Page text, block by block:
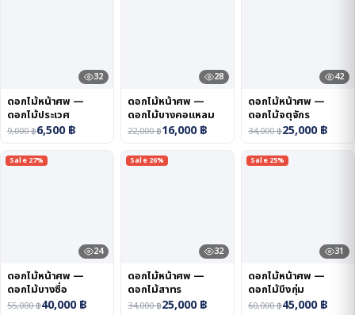
32
ดอกไม้หน้าศพ —
ดอกไม้ประเวศ
9,000฿6,500฿
28
ดอกไม้หน้าศพ —
ดอกไม้บางคอแหลม
22,000฿16,000฿
42
ดอกไม้หน้าศพ —
ดอกไม้จตุจักร
34,000฿25,000฿
Sale 27%
24
ดอกไม้หน้าศพ —
ดอกไม้บางซื่อ
55,000฿40,000฿
Sale 26%
32
ดอกไม้หน้าศพ —
ดอกไม้สาทร
34,000฿25,000฿
Sale 25%
31
ดอกไม้หน้าศพ —
ดอกไม้บึงกุ่ม
60,000฿45,000฿